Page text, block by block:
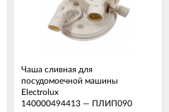
Чаша сливная для
посудомоечной машины
Electrolux
140000494413 — ПЛИП090